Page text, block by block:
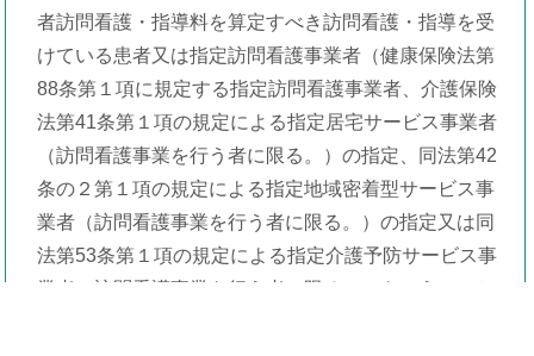
者訪問看護・指導料を算定すべき訪問看護・指導を受
けている患者又は指定訪問看護事業者（健康保険法第
88条第１項に規定する指定訪問看護事業者、介護保険
法第41条第１項の規定による指定居宅サービス事業者
（訪問看護事業を行う者に限る。）の指定、同法第42
条の２第１項の規定による指定地域密着型サービス事
業者（訪問看護事業を行う者に限る。）の指定又は同
法第53条第１項の規定による指定介護予防サービス事
業者（訪問看護事業を行う者に限る。）をいう。）か